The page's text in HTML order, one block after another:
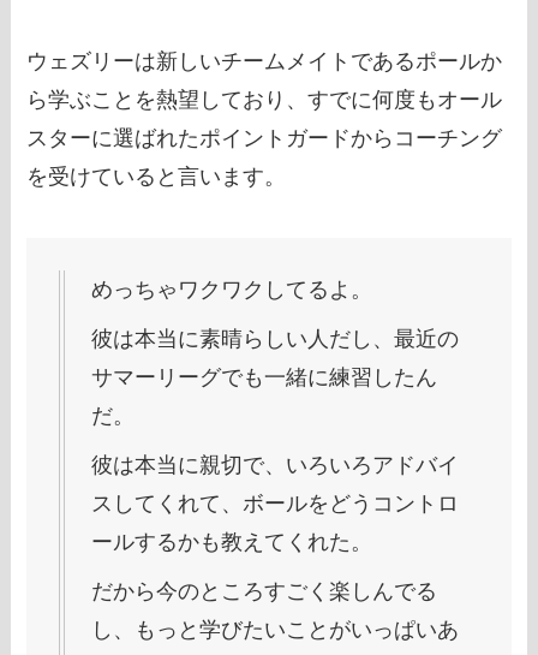
ウェズリーは新しいチームメイトであるポールか
ら学ぶことを熱望しており、すでに何度もオール
スターに選ばれたポイントガードからコーチング
を受けていると言います。
めっちゃワクワクしてるよ。
彼は本当に素晴らしい人だし、最近の
サマーリーグでも一緒に練習したん
だ。
彼は本当に親切で、いろいろアドバイ
スしてくれて、ボールをどうコントロ
ールするかも教えてくれた。
だから今のところすごく楽しんでる
し、もっと学びたいことがいっぱいあ